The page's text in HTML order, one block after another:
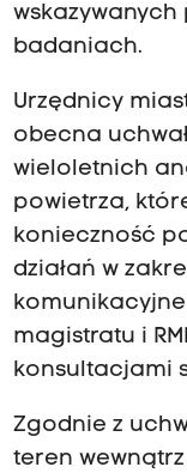
wskazywanych
badaniach.
Urzędnicy
obecna
wieloletnich
powietrza,
konieczność
działań w
magistratu i
konsultacjami
Zgodnie z
teren